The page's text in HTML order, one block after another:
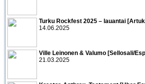
Turku Rockfest 2025 – lauantai
14.06.2025
Ville Leinonen & Valumo [Sellosali/
21.03.2025